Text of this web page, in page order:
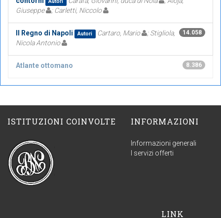
Giuseppe
; Carletti, Niccolo
14.058
Il Regno di Napoli Autori Cartaro, Mario
; Stigliola,
Nicola Antonio
8.386
Atlante ottomano
ISTITUZIONI COINVOLTE INFORMAZIONI
Informazioni generali
I servizi offerti
LINK